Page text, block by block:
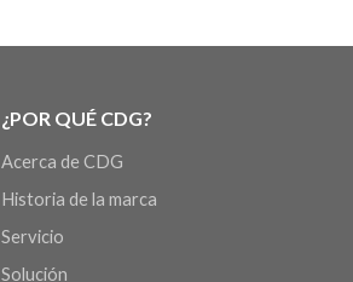
¿POR QUÉ CDG?
Acerca de CDG
Historia de la marca
Servicio
Solución